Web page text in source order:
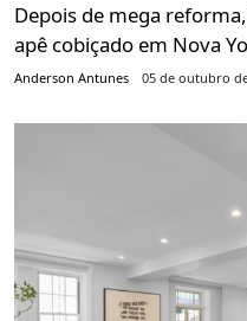
Depois de mega
apê cobiçado em Nova
Anderson Antunes 05 de outubro